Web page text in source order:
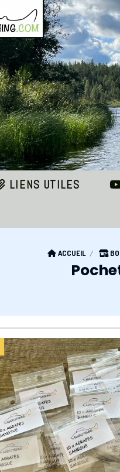
LIENS UTILES
ACCUEIL